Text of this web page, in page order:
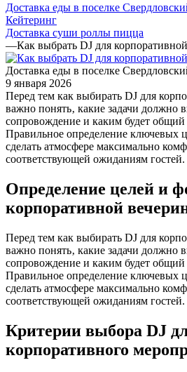
Доставка еды в поселке
Кейтеринг
Доставка суши роллы пицца
—Как выбрать DJ для
Доставка еды в поселке
9 января 2026
Перед тем как выбирать DJ для
важно понять‚ какие задачи должно
сопровождение и каким будет общий
Правильное определение ключевых
сделать атмосфере максимально
соответствующей ожиданиям гостей.
Определение целей и
корпоративной
Перед тем как выбирать DJ для
важно понять‚ какие задачи должно
сопровождение и каким будет общий
Правильное определение ключевых
сделать атмосфере максимально
соответствующей ожиданиям гостей.
Критерии выбора DJ
корпоративного